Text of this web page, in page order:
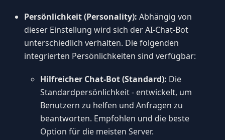
Persönlichkeit (Personality): Abhängig von
dieser Einstellung wird sich der AI-Chat-Bot
unterschiedlich verhalten. Die folgenden
integrierten Persönlichkeiten sind verfügbar:
Hilfreicher Chat-Bot (Standard): Die
Standardpersönlichkeit - entwickelt, um
Benutzern zu helfen und Anfragen zu
beantworten. Empfohlen und die beste
Option für die meisten Server.